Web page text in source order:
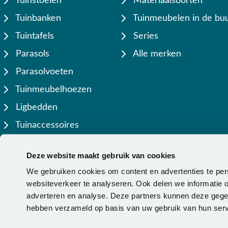
Deze website maakt gebruik van cookies
We gebruiken cookies om content en advertenties te
websiteverkeer te analyseren. Ook delen we
adverteren en analyse. Deze partners kunnen deze
hebben verzameld op basis van uw gebruik van hun
Tuinbanken
Tuintafels
Parasols
Parasolvoeten
Tuinmeubelhoezen
Ligbedden
Tuinaccessoires
Tuinmeubelen in de
Series
Alle merken